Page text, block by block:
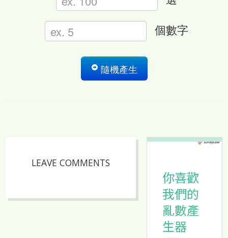
個數字
隨機產生
LEAVE COMMENTS